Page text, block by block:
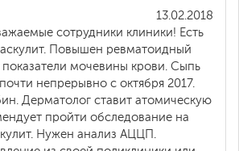
13.02.2018
сотрудники клиники! Есть
Повышен ревматоидный
мочевины крови. Сыпь
непрерывно с октября 2017.
Дерматолог ставит атомическую
пройти обследование на
Нужен анализ АЦЦП.